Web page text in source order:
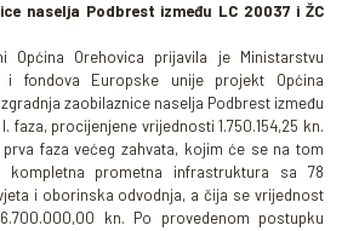
naselja Podbrest između LC 20037 i ŽC
Općina Orehovica prijavila je Ministarstvu
i fondova Europske unije projekt Općina
zaobilaznice naselja Podbrest između
faza, procijenjene vrijednosti 1.750.154,25 kn.
faza većeg zahvata, kojim će se na tom
kompletna prometna infrastruktura sa 78
i oborinska odvodnja, a čija se vrijednost
kn. Po provedenom postupku